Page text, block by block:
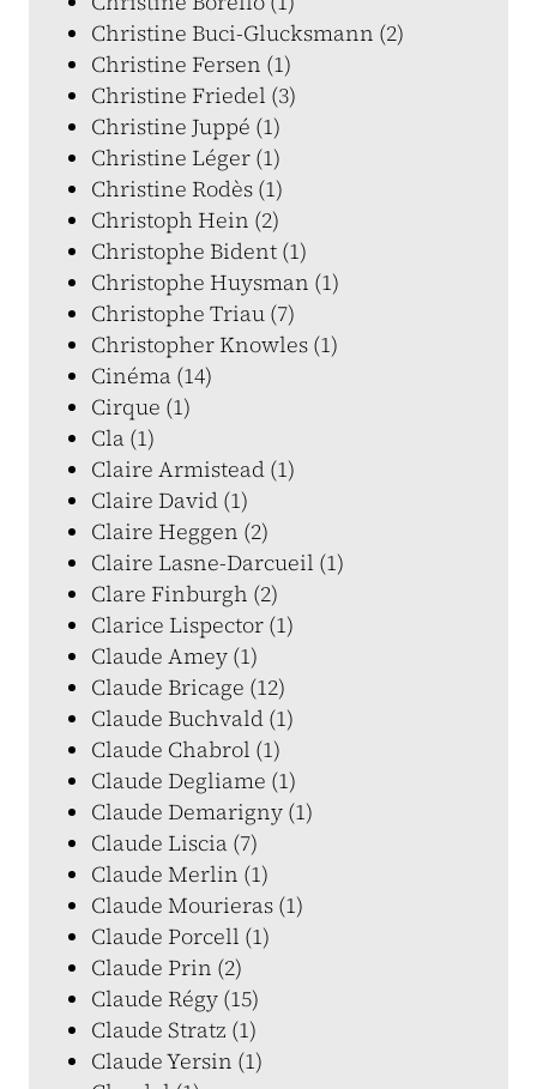
Christine Buci-Glucksmann (2)
Christine Fersen (1)
Christine Friedel (3)
Christine Juppé (1)
Christine Léger (1)
Christine Rodès (1)
Christoph Hein (2)
Christophe Bident (1)
Christophe Huysman (1)
Christophe Triau (7)
Christopher Knowles (1)
Cinéma (14)
Cirque (1)
Cla (1)
Claire Armistead (1)
Claire David (1)
Claire Heggen (2)
Claire Lasne-Darcueil (1)
Clare Finburgh (2)
Clarice Lispector (1)
Claude Amey (1)
Claude Bricage (12)
Claude Buchvald (1)
Claude Chabrol (1)
Claude Degliame (1)
Claude Demarigny (1)
Claude Liscia (7)
Claude Merlin (1)
Claude Mourieras (1)
Claude Porcell (1)
Claude Prin (2)
Claude Régy (15)
Claude Stratz (1)
Claude Yersin (1)